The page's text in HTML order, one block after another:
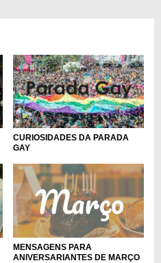
CURIOSIDADES DA PARADA
GAY
MENSAGENS PARA
ANIVERSARIANTES DE MARÇO